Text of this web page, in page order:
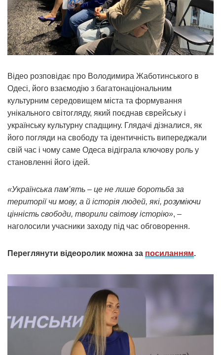
Відео розповідає про Володимира Жаботинського в
Одесі, його взаємодію з багатонаціональним
культурним середовищем міста та формування
унікального світогляду, який поєднав єврейську і
українську культурну спадщину. Глядачі дізналися, як
його погляди на свободу та ідентичність випереджали
свій час і чому саме Одеса відіграла ключову роль у
становленні його ідей.
«Українська пам’ять – це не лише боротьба за
території чи мову, а й історія людей, які, розуміючи
цінність свободи, творили світову історію», –
наголосили учасники заходу під час обговорення.
Переглянути відеоролик можна за посиланням.